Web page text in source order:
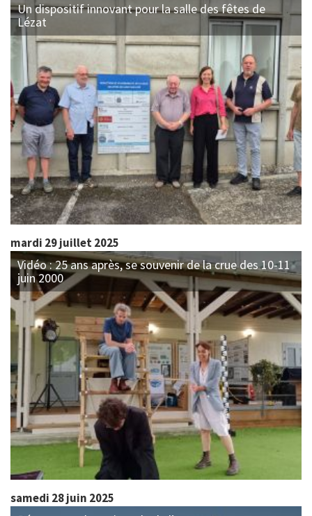
Un dispositif innovant pour la salle des fêtes de
Lézat
mardi 29 juillet 2025
Vidéo : 25 ans après, se souvenir de la crue des 10-11
juin 2000
samedi 28 juin 2025